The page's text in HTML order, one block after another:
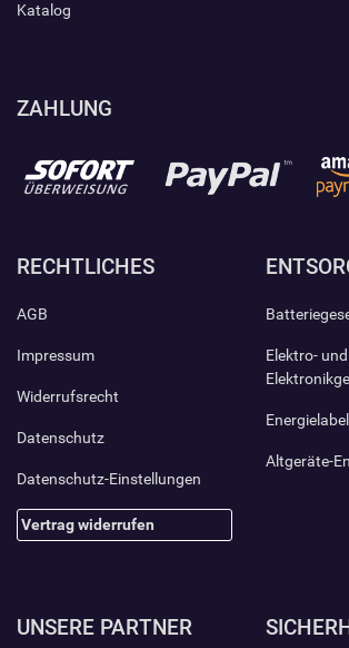
Katalog
ZAHLUNG
RECHTLICHES
AGB
Impressum
Widerrufsrecht
Datenschutz
Datenschutz-Einstellungen
Vertrag widerrufen
Elektro- und
Energielabel
Altgeräte-
UNSERE PARTNER